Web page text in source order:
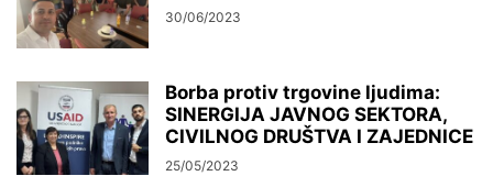
30/06/2023
Borba protiv trgovine ljudima:
SINERGIJA JAVNOG SEKTORA,
CIVILNOG DRUŠTVA I ZAJEDNICE
25/05/2023